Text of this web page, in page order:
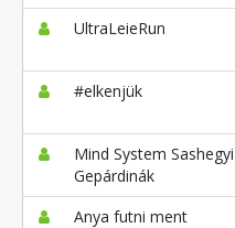
UltraLeieRun
#elkenjük
Mind System Sashegyi
Gepárdinák
Anya futni ment